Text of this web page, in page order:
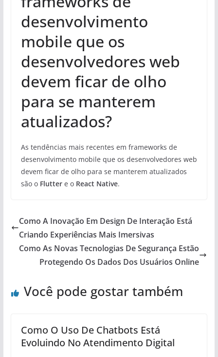
desenvolvimento
mobile que os
desenvolvedores web
devem ficar de olho
para se manterem
atualizados?
As tendências mais recentes em frameworks de
desenvolvimento mobile que os desenvolvedores web
devem ficar de olho para se manterem atualizados
são o Fluttere o React Native.
Como A Inovação Em Design De Interação Está
Criando Experiências Mais Imersivas
Como As Novas Tecnologias De Segurança Estão
Protegendo Os Dados Dos Usuários Online
Você pode gostar também
Como O Uso De Chatbots Está
Evoluindo No Atendimento Digital